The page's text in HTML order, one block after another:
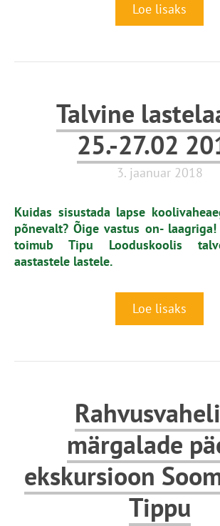
Loe lisaks
Talvine
25.-27.02
3. jaanuar 2018
Kuidas sisustada lapse
põnevalt? Õige vastus on- laagriga!
toimub Tipu Looduskoolis
aastastele lastele.
Loe lisaks
märgalade
ekskursioon
Tippu